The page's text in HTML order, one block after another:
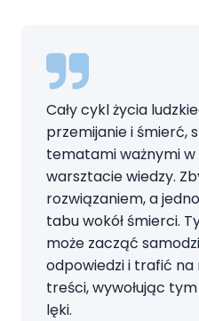
Cały cykl życia
przemijanie i śmierć,
tematami ważnymi
warsztacie wiedzy.
rozwiązaniem, a
tabu wokół śmierci.
może zacząć
odpowiedzi i trafić na
treści, wywołując
lęki.